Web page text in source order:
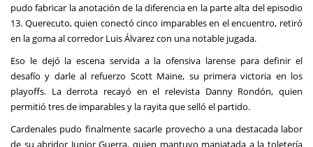
pudo fabricar la anotación de la diferencia en la parte alta del episodio
13. Querecuto, quien conectó cinco imparables en el encuentro, retiró
en la goma al corredor Luis Álvarez con una notable jugada.
Eso le dejó la escena servida a la ofensiva larense para definir el
desafío y darle al refuerzo Scott Maine, su primera victoria en los
playoffs. La derrota recayó en el relevista Danny Rondón, quien
permitió tres de imparables y la rayita que selló el partido.
Cardenales pudo finalmente sacarle provecho a una destacada labor
de su abridor Junior Guerra, quien mantuvo maniatada a la toletería